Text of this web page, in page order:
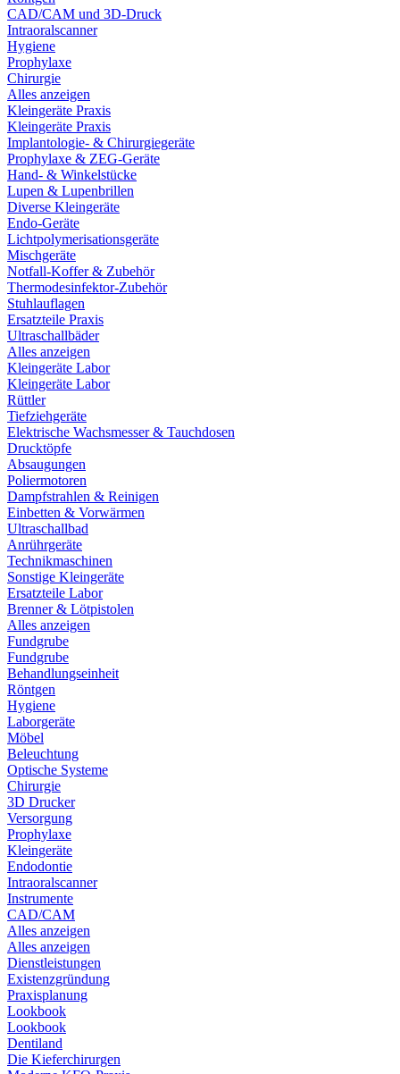
CAD/CAM und 3D-Druck
Intraoralscanner
Hygiene
Prophylaxe
Chirurgie
Alles anzeigen
Kleingeräte Praxis
Kleingeräte Praxis
Implantologie- & Chirurgiegeräte
Prophylaxe & ZEG-Geräte
Hand- & Winkelstücke
Lupen & Lupenbrillen
Diverse Kleingeräte
Endo-Geräte
Lichtpolymerisationsgeräte
Mischgeräte
Notfall-Koffer & Zubehör
Thermodesinfektor-Zubehör
Stuhlauflagen
Ersatzteile Praxis
Ultraschallbäder
Alles anzeigen
Kleingeräte Labor
Kleingeräte Labor
Rüttler
Tiefziehgeräte
Elektrische Wachsmesser & Tauchdosen
Drucktöpfe
Absaugungen
Poliermotoren
Dampfstrahlen & Reinigen
Einbetten & Vorwärmen
Ultraschallbad
Anrührgeräte
Technikmaschinen
Sonstige Kleingeräte
Ersatzteile Labor
Brenner & Lötpistolen
Alles anzeigen
Fundgrube
Fundgrube
Behandlungseinheit
Röntgen
Hygiene
Laborgeräte
Möbel
Beleuchtung
Optische Systeme
Chirurgie
3D Drucker
Versorgung
Prophylaxe
Kleingeräte
Endodontie
Intraoralscanner
Instrumente
CAD/CAM
Alles anzeigen
Alles anzeigen
Dienstleistungen
Existenzgründung
Praxisplanung
Lookbook
Lookbook
Dentiland
Die Kieferchirurgen